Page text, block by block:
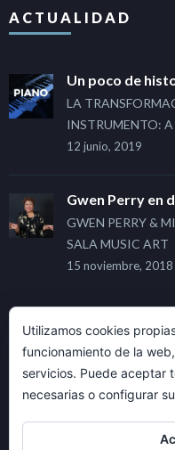
ACTUALIDAD
Un poco de
LA
INSTRUMENTO:
12 junio, 2019
Gwen Perry en
GWEN PERRY &
SALA MUSIC ART
15 noviembre, 2018
CATEGORÍAS
Arte
Utilizamos cookies
funcionamiento de la
servicios. Puede aceptar
necesarias o configurar